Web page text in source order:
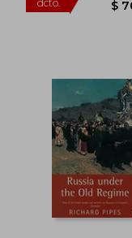
45%
dcto.